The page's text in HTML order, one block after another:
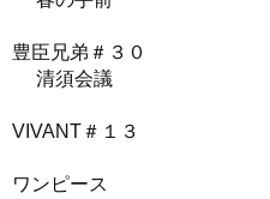
豊臣兄弟＃３０
清須会議
VIVANT＃１３
ワンピース